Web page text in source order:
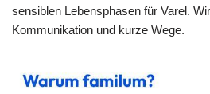
sensiblen Lebensphasen für Varel.
Kommunikation und kurze Wege.